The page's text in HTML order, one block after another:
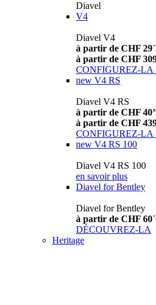
Diavel
V4
Diavel V4
à partir de CHF
à partir de CHF
CONFIGUREZ-LA
new V4 RS
Diavel V4 RS
à partir de CHF
à partir de CHF
CONFIGUREZ-LA
new V4 RS 100
Diavel V4 RS 100
en savoir plus
Diavel for Bentley
Diavel for Bentley
à partir de CHF
DÉCOUVREZ-LA
Heritage